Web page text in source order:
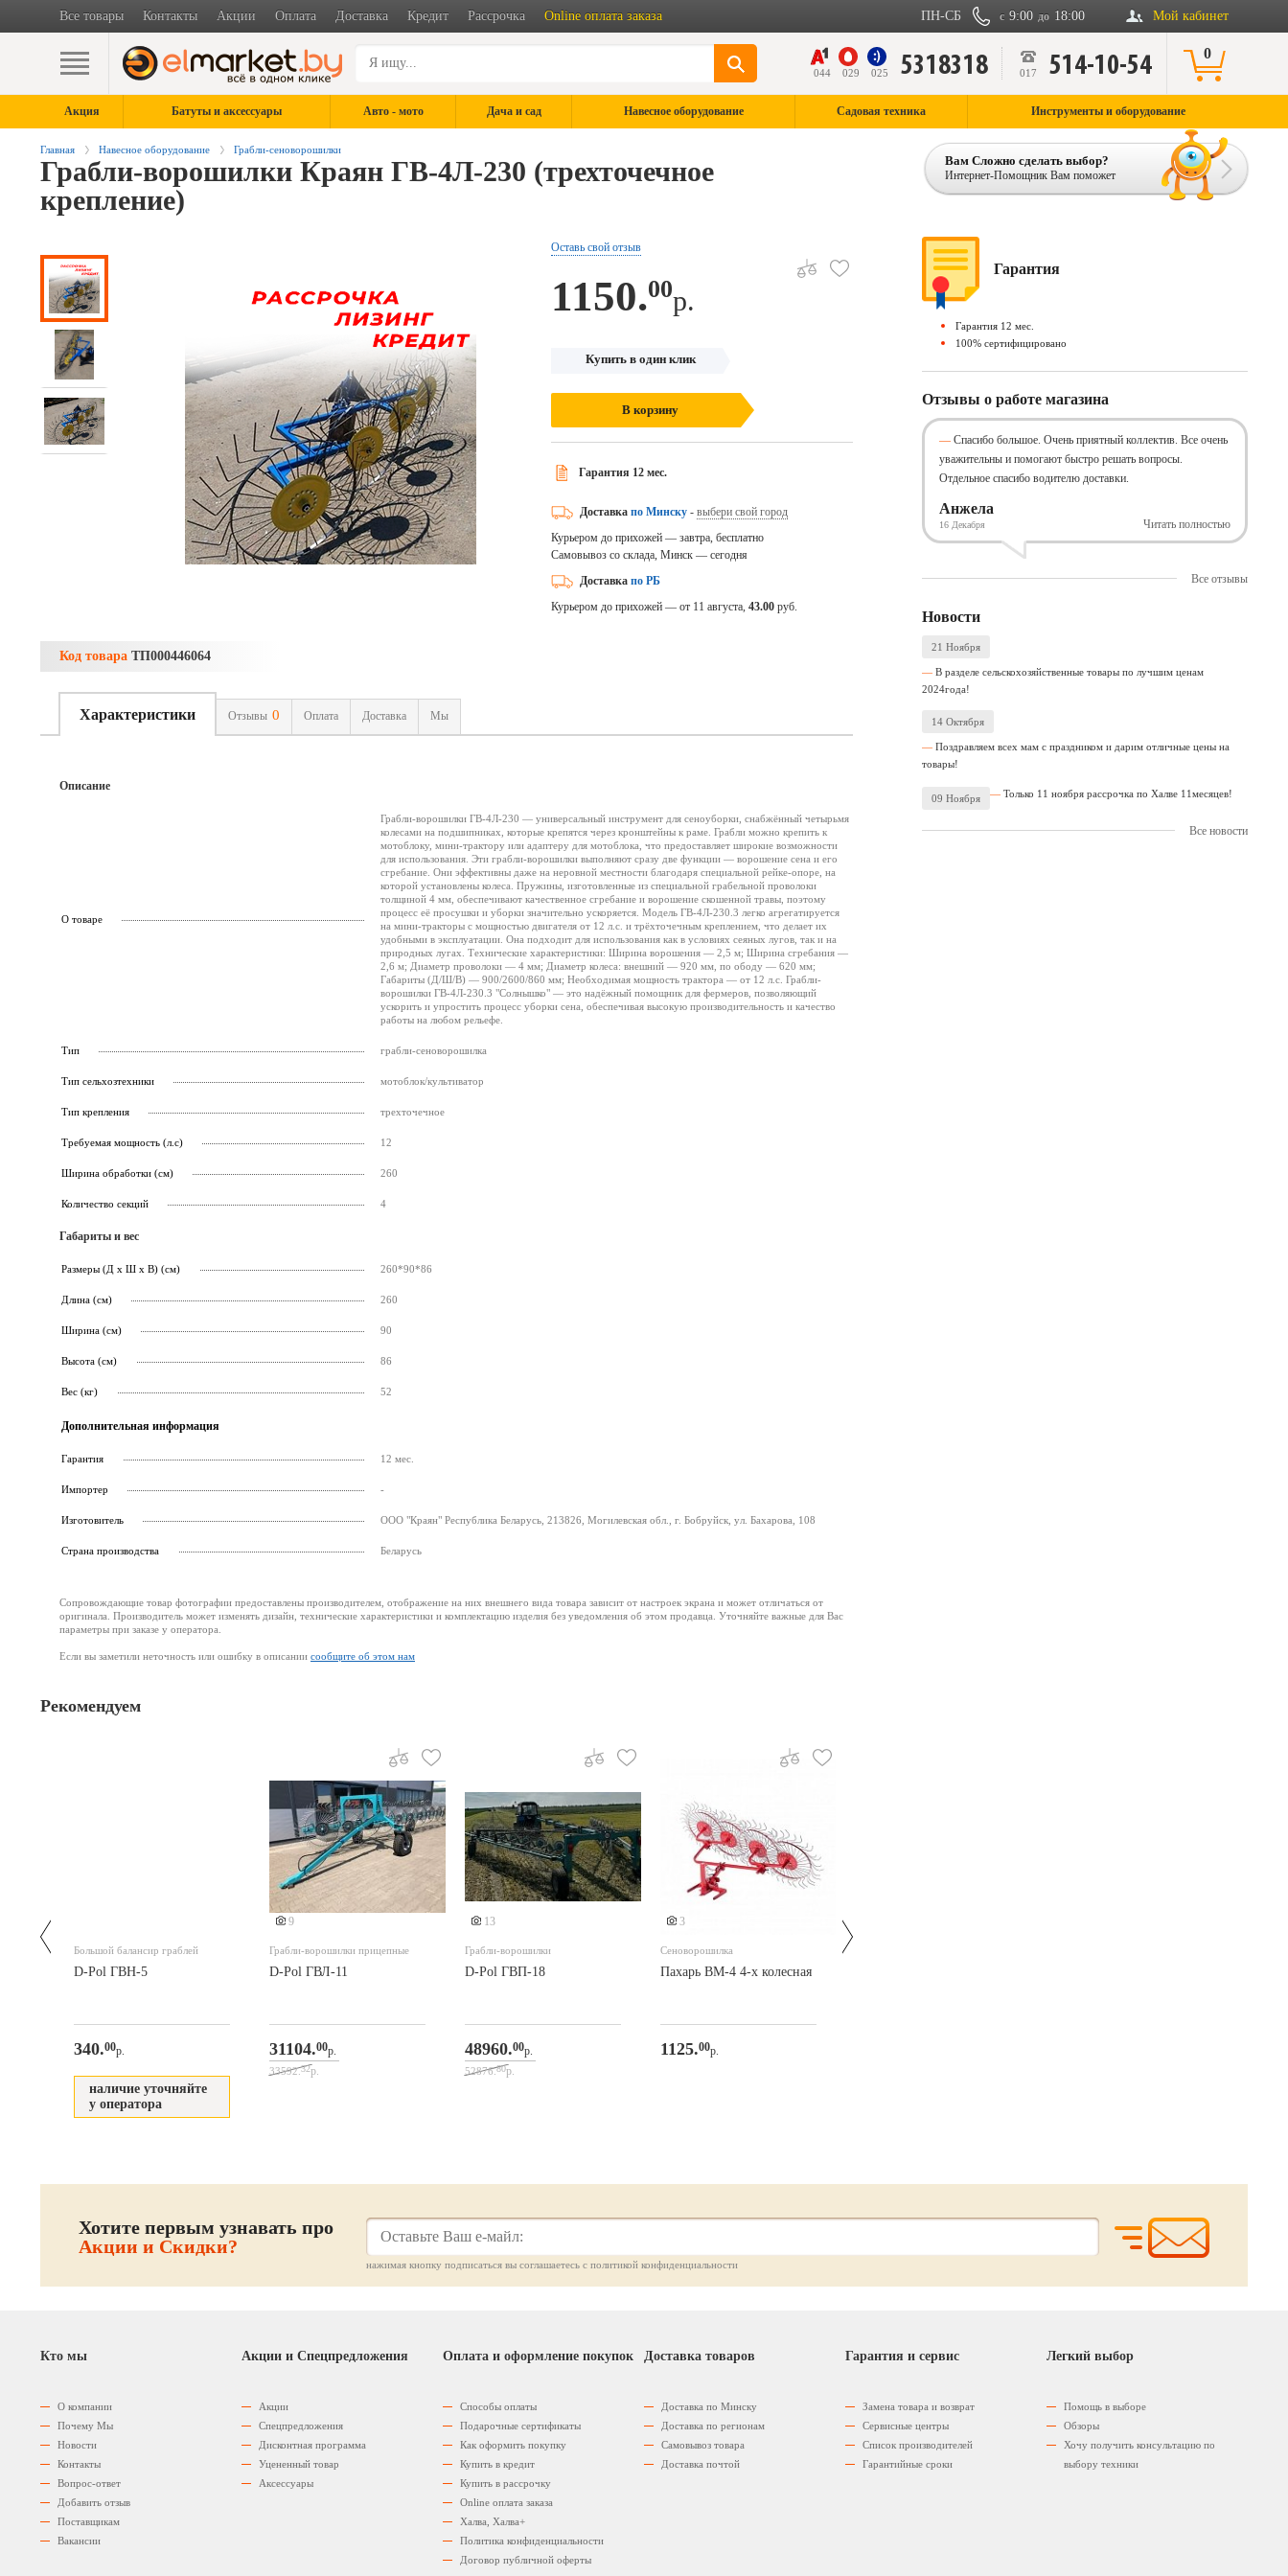
Все товары Контакты Акции Оплата Доставка Кредит Рассрочка Online оплата заказа Мой кабинет
с 9:00 до 18:00
ПН-СБ
044 029 025 5318318 017 514-10-54 0
Акция Батуты и аксессуары Авто - мото Дача и сад Навесное оборудование Садовая техника Инструменты и оборудование
Главная Навесное оборудование Грабли-сеноворошилки
Грабли-ворошилки Краян ГВ-4Л-230 (трехточечное
крепление)
Вам Сложно сделать выбор?
Интернет-Помощник Вам поможет
Оставь свой отзыв
1150.00р.
Купить в один клик
В корзину
Гарантия 12 мес.
Доставка по Минску- выбери свой город
Курьером до прихожей — завтра, бесплатно
Самовывоз со склада, Минск — сегодня
Доставка по РБ
Курьером до прихожей — от 11 августа, 43.00 руб.
Код товара ТП000446064
Характеристики Отзывы 0 Оплата Доставка Мы
Описание
О товаре
Грабли-ворошилки ГВ-4Л-230 — универсальный инструмент для сеноуборки, снабжённый четырьмя
колесами на подшипниках, которые крепятся через кронштейны к раме. Грабли можно крепить к
мотоблоку, мини-трактору или адаптеру для мотоблока, что предоставляет широкие возможности
для использования. Эти грабли-ворошилки выполняют сразу две функции — ворошение сена и его
сгребание. Они эффективны даже на неровной местности благодаря специальной рейке-опоре, на
которой установлены колеса. Пружины, изготовленные из специальной грабельной проволоки
толщиной 4 мм, обеспечивают качественное сгребание и ворошение скошенной травы, поэтому
процесс её просушки и уборки значительно ускоряется. Модель ГВ-4Л-230.3 легко агрегатируется
на мини-тракторы с мощностью двигателя от 12 л.с. и трёхточечным креплением, что делает их
удобными в эксплуатации. Она подходит для использования как в условиях сеяных лугов, так и на
природных лугах. Технические характеристики: Ширина ворошения — 2,5 м; Ширина сгребания —
2,6 м; Диаметр проволоки — 4 мм; Диаметр колеса: внешний — 920 мм, по ободу — 620 мм;
Габариты (Д/Ш/В) — 900/2600/860 мм; Необходимая мощность трактора — от 12 л.с. Грабли-
ворошилки ГВ-4Л-230.3 "Солнышко" — это надёжный помощник для фермеров, позволяющий
ускорить и упростить процесс уборки сена, обеспечивая высокую производительность и качество
работы на любом рельефе.
Тип грабли-сеноворошилка
Тип сельхозтехники мотоблок/культиватор
Тип крепления трехточечное
Требуемая мощность (л.с) 12
Ширина обработки (см) 260
Количество секций 4
Габариты и вес
Размеры (Д х Ш х В) (см) 260*90*86
Длина (см) 260
Ширина (см) 90
Высота (см) 86
Вес (кг) 52
Дополнительная информация
Гарантия 12 мес.
Импортер -
Изготовитель ООО "Краян" Республика Беларусь, 213826, Могилевская обл., г. Бобруйск, ул. Бахарова, 108
Страна производства Беларусь
Сопровождающие товар фотографии предоставлены производителем, отображение на них внешнего вида товара зависит от настроек экрана и может отличаться от
оригинала. Производитель может изменять дизайн, технические характеристики и комплектацию изделия без уведомления об этом продавца. Уточняйте важные для Вас
параметры при заказе у оператора.
Если вы заметили неточность или ошибку в описании сообщите об этом нам
Рекомендуем
Большой балансир граблей
D-Pol ГВН-5
340.00р.
наличие уточняйте
у оператора
9
Грабли-ворошилки прицепные
D-Pol ГВЛ-11
31104.00р.
33592.32р.
13
Еще 4 фото
Грабли-ворошилки
D-Pol ГВП-18
48960.00р.
52876.80р.
3
Сеноворошилка
Пахарь ВМ-4 4-х колесная
1125.00р.
Гарантия
Гарантия 12 мес.
100% сертифицировано
Отзывы о работе магазина
Спасибо большое. Очень приятный коллектив. Все очень
уважительны и помогают быстро решать вопросы.
Отдельное спасибо водителю доставки.
Анжела
16 Декабря Читать полностью
Все отзывы
Новости
21 Ноября
В разделе сельскохозяйственные товары по лучшим ценам
2024года!
14 Октября
Поздравляем всех мам с праздником и дарим отличные цены на
товары!
09 Ноября Только 11 ноября рассрочка по Халве 11месяцев!
Все новости
Хотите первым узнавать про
Акции и Скидки?
нажимая кнопку подписаться вы соглашаетесь с политикой конфиденциальности
Кто мы
О компании
Почему Мы
Новости
Контакты
Вопрос-ответ
Добавить отзыв
Поставщикам
Вакансии
Акции и Спецпредложения
Акции
Спецпредложения
Дисконтная программа
Уцененный товар
Аксессуары
Оплата и оформление покупок
Способы оплаты
Подарочные сертификаты
Как оформить покупку
Купить в кредит
Купить в рассрочку
Оnline оплата заказа
Халва, Халва+
Политика конфиденциальности
Договор публичной оферты
Доставка товаров
Доставка по Минску
Доставка по регионам
Самовывоз товара
Доставка почтой
Гарантия и сервис
Замена товара и возврат
Сервисные центры
Список производителей
Гарантийные сроки
Легкий выбор
Помощь в выборе
Обзоры
Хочу получить консультацию по
выбору техники